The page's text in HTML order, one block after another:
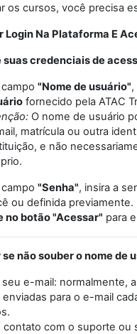
os cursos, você precisa
Login Na Plataforma E
suas credenciais de
campo"Nome de usuário"
fornecido pela ATAC
O nome de usuário
matrícula ou outra
e não
campo"Senha", insira a
ou definida previamente.
no botão "Acessar" para
não souber o nome de
e-mail: normalmente,
enviadas para o e-mail
contato com o suporte ou